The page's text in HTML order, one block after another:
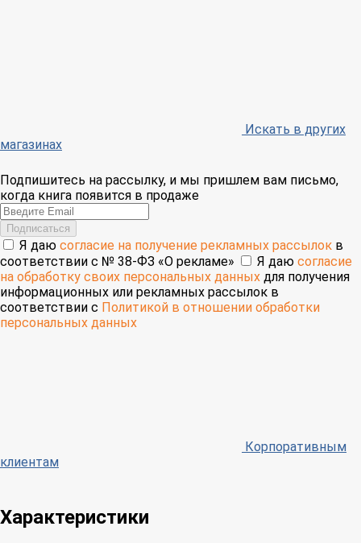
Искать в других
магазинах
Подпишитесь на рассылку, и мы пришлем вам письмо,
когда книга появится в продаже
Email
Подписаться
Я даю согласие на получение рекламных рассылок в
соответствии с № 38-ФЗ «О рекламе»
Я даю согласие
на обработку своих персональных данных для получения
информационных или рекламных рассылок в
соответствии с Политикой в отношении обработки
персональных данных
Корпоративным
клиентам
Характеристики